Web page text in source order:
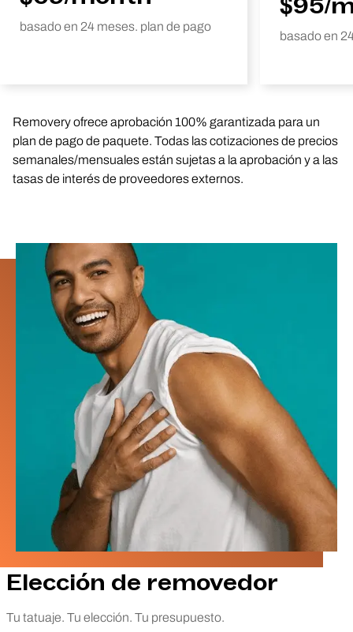
basado en 24 meses. plan de pago
$95/
basado en
Removery ofrece aprobación 100% garantizada para un
plan de pago de paquete. Todas las cotizaciones de precios
semanales/mensuales están sujetas a la aprobación y a las
tasas de interés de proveedores externos.
Elección de removedor
Tu tatuaje. Tu elección. Tu presupuesto.